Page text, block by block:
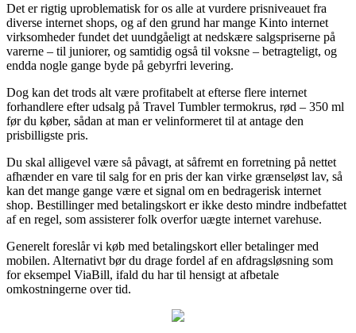
Det er rigtig uproblematisk for os alle at vurdere prisniveauet fra
diverse internet shops, og af den grund har mange Kinto internet
virksomheder fundet det uundgåeligt at nedskære salgspriserne på
varerne – til juniorer, og samtidig også til voksne – betragteligt, og
endda nogle gange byde på gebyrfri levering.
Dog kan det trods alt være profitabelt at efterse flere internet
forhandlere efter udsalg på Travel Tumbler termokrus, rød – 350 ml
før du køber, sådan at man er velinformeret til at antage den
prisbilligste pris.
Du skal alligevel være så påvagt, at såfremt en forretning på nettet
afhænder en vare til salg for en pris der kan virke grænseløst lav, så
kan det mange gange være et signal om en bedragerisk internet
shop. Bestillinger med betalingskort er ikke desto mindre indbefattet
af en regel, som assisterer folk overfor uægte internet varehuse.
Generelt foreslår vi køb med betalingskort eller betalinger med
mobilen. Alternativt bør du drage fordel af en afdragsløsning som
for eksempel ViaBill, ifald du har til hensigt at afbetale
omkostningerne over tid.